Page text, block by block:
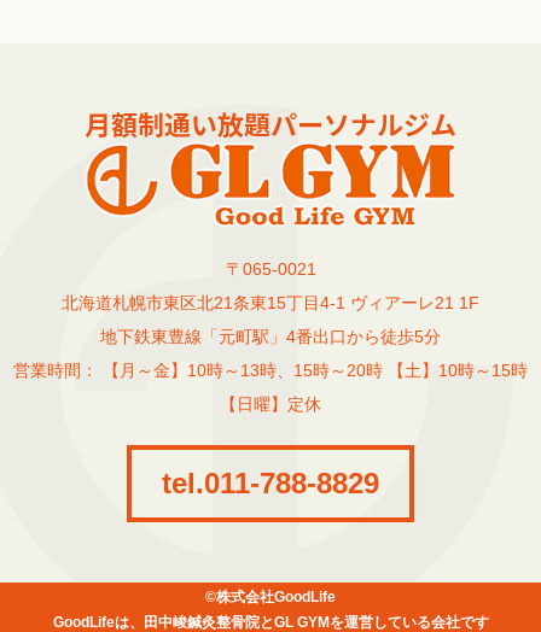
〒065-0021
北海道札幌市東区北21条東15丁目4-1 ヴィアーレ21 1F
地下鉄東豊線「元町駅」4番出口から徒歩5分
営業時間： 【月～金】10時～13時、15時～20時 【土】10時～15時
【日曜】定休
tel.011-788-8829
©株式会社GoodLife
GoodLifeは、田中峻鍼灸整骨院とGL GYMを運営している会社です